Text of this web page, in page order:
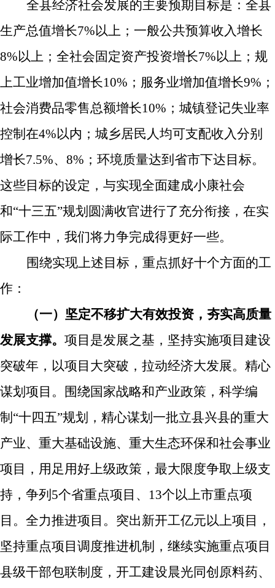
全县经济社会发展的主要预期目标是： 全县
生产总值增长7%以上；一般公共预算收入增长
8%以上；全社会固定资产投资增长7%以上；规
上工业增加值增长10% ；服务业增加值增长9% ；
社会消费品零售总额增长10% ；城镇登记失业率
控制在4%以内；城乡居民人均可支配收入分别
增长7.5%、 8% ；环境质量达到省市下达目标。
这些目标的设定，与实现全面建成小康社会
和“十三五”规划圆满收官进行了充分衔接，在实
际工作中，我们将力争完成得更好一些。
围绕实现上述目标，重点抓好十个方面的工
作：
（一） 坚定不移扩大有效投资，夯实高质量
发展支撑。 项目是发展之基，坚持实施项目建设
突破年，以项目大突破，拉动经济大发展。 精心
谋划项目。
围绕国家战略和产业政策，科学编
制“十四五”规划，精心谋划一批立县兴县的重大
产业、重大基础设施、重大生态环保和社会事业
项目，用足用好上级政策，最大限度争取上级支
持，争列 5个省重点项目、 13个以上市重点项
目。 全力推进项目。 突出新开工亿元以上项目，
坚持重点项目调度推进机制，继续实施重点项目
县级干部包联制度，开工建设晨光同创原料药、